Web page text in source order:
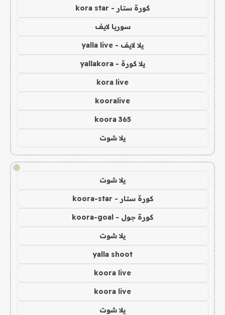
كورة ستار - kora star
سوريا لايف
يلا لايف - yalla live
يلا كورة - yallakora
kora live
kooralive
koora 365
يلا شوت
!
يلا شوت
كورة ستار - koora-star
كورة جول - koora-goal
يلا شوت
yalla shoot
koora live
koora live
يلا شوت